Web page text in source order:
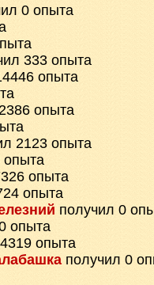
0 опыта
333 опыта
опыта
опыта
2123 опыта
опыта
опыта
опыта
получил 0
опыта
опыта
получил 0